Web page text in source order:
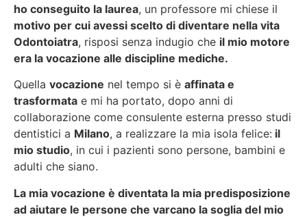
ho conseguito la laurea, un professore mi chiese il
motivo per cui avessi scelto di diventare nella vita
Odontoiatra, risposi senza indugio che il mio motore
era la vocazione alle discipline mediche.
Quella vocazione nel tempo si è affinata e
trasformata e mi ha portato, dopo anni di
collaborazione come consulente esterna presso studi
dentistici a Milano, a realizzare la mia isola felice: il
mio studio, in cui i pazienti sono persone, bambini e
adulti che siano.
La mia vocazione è diventata la mia predisposizione
ad aiutare le persone che varcano la soglia del mio